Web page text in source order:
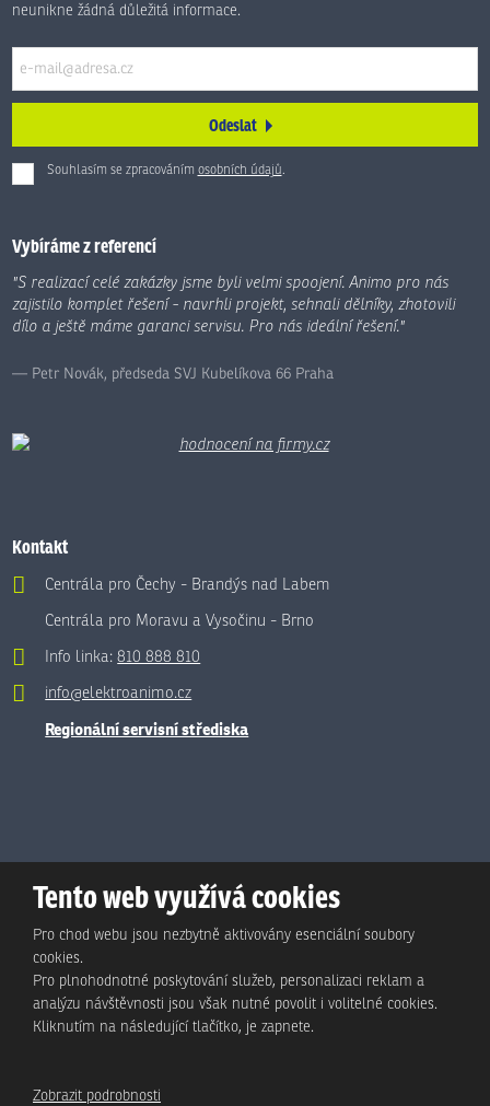
neunikne žádná důležitá informace.
Odeslat
Souhlasím se zpracováním osobních údajů.
Formulář
nepodařilo
odeslat.
Vybíráme z referencí
"S realizací celé zakázky jsme byli velmi spoojení. Animo pro nás
zajistilo komplet řešení - navrhli projekt, sehnali dělníky, zhotovili
dílo a ještě máme garanci servisu. Pro nás ideální řešení."
Petr Novák, předseda SVJ Kubelíkova 66 Praha
Kontakt
Centrála pro Čechy - Brandýs nad Labem
Centrála pro Moravu a Vysočinu - Brno
Info linka:810 888 810
info@elektroanimo.cz
Regionální servisní střediska
© Animo Bohemia s.r.o., 2026, vytvořila eBRÁNA s.r.o.
Mapa stránek|Podmínky použití|Ochrana osobních údajů
Tento web využívá cookies
Pro chod webu jsou nezbytně aktivovány esenciální soubory
cookies.
Pro plnohodnotné poskytování služeb, personalizaci reklam a
analýzu návštěvnosti jsou však nutné povolit i volitelné cookies.
Kliknutím na následující tlačítko, je zapnete.
Zobrazit podrobnosti